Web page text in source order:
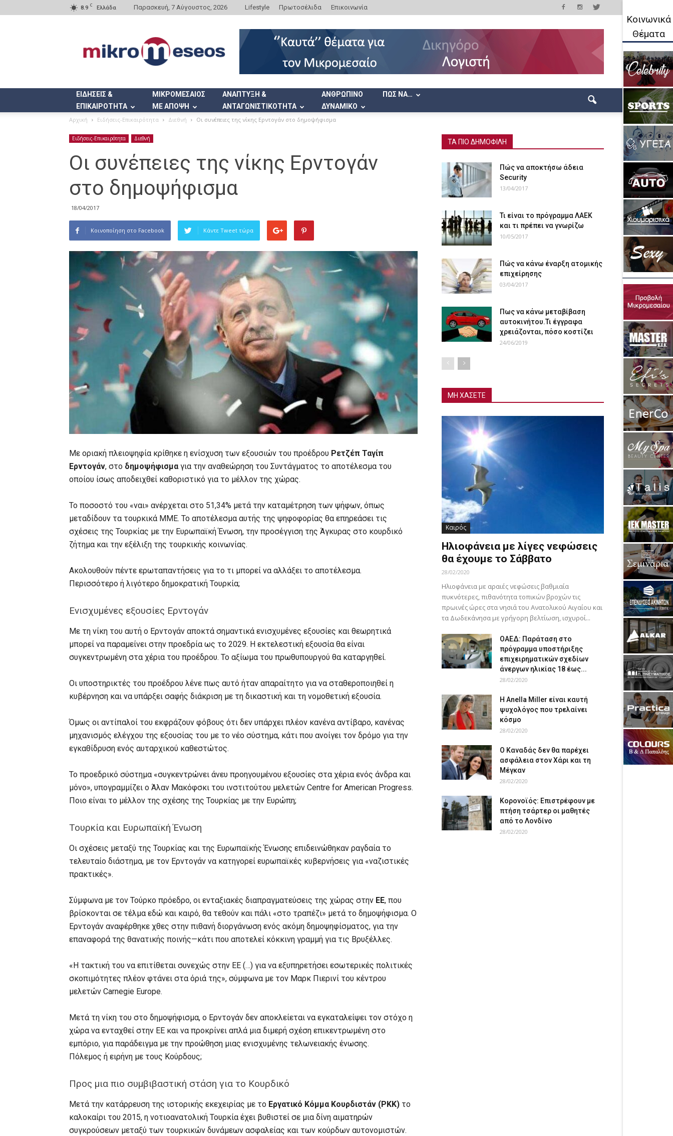
8.9 C Ελλάδα Παρασκευή, 7 Αύγουστος, 2026 Lifestyle Πρωτοσέλιδα Επικοινωνία
ΕΙΔΗΣΕΙΣ &
ΕΠΙΚΑΙΡΟΤΗΤΑ
ΜΙΚΡΟΜΕΣΑΙΟΣ
ΜΕ ΑΠΟΨΗ
ΑΝΑΠΤΥΞΗ &
ΑΝΤΑΓΩΝΙΣΤΙΚΟΤΗΤΑ
ΑΝΘΡΩΠΙΝΟ
ΔΥΝΑΜΙΚΟ
ΠΩΣ ΝΑ…
Αρχική Ειδήσεις-Επικαιρότητα Διεθνή Οι συνέπειες της νίκης Ερντογάν στο δημοψήφισμα
Ειδήσεις-Επικαιρότητα Διεθνή
Οι συνέπειες της νίκης Ερντογάν
στο δημοψήφισμα
18/04/2017
Κοινοποίηση στο Facebook Κάντε Tweet τώρα
Με οριακή πλειοψηφία κρίθηκε η ενίσχυση των εξουσιών του προέδρου Ρετζέπ Ταγίπ
Ερντογάν, στο δημοψήφισμαγια την αναθεώρηση του Συντάγματος το αποτέλεσμα του
οποίου ίσως αποδειχθεί καθοριστικό για το μέλλον της χώρας.
Το ποσοστό του «ναι» ανέρχεται στο 51,34% μετά την καταμέτρηση των ψήφων, όπως
μεταδίδουν τα τουρκικά ΜΜΕ. Το αποτέλεσμα αυτής της ψηφοφορίας θα επηρεάσει τις
σχέσεις της Τουρκίας με την Ευρωπαϊκή Ένωση, την προσέγγιση της Άγκυρας στο κουρδικό
ζήτημα και την εξέλιξη της τουρκικής κοινωνίας.
Ακολουθούν πέντε ερωταπαντήσεις για το τι μπορεί να αλλάξει το αποτέλεσμα.
Περισσότερο ή λιγότερο δημοκρατική Τουρκία;
Ενισχυμένες εξουσίες Ερντογάν
Με τη νίκη του αυτή ο Ερντογάν αποκτά σημαντικά ενισχυμένες εξουσίες και θεωρητικά
μπορεί να παραμείνει στην προεδρία ως το 2029. Η εκτελεστική εξουσία θα είναι
συγκεντρωμένη στα χέρια του προέδρου. Το αξίωμα του πρωθυπουργού θα καταργηθεί.
Οι υποστηρικτές του προέδρου λένε πως αυτό ήταν απαραίτητο για να σταθεροποιηθεί η
κυβέρνηση και να υπάρξει σαφής διάκριση με τη δικαστική και τη νομοθετική εξουσία.
Όμως οι αντίπαλοί του εκφράζουν φόβους ότι δεν υπάρχει πλέον κανένα αντίβαρο, κανένας
μηχανισμός ελέγχου της εξουσίας του με το νέο σύστημα, κάτι που ανοίγει τον δρόμο για την
εγκαθίδρυση ενός αυταρχικού καθεστώτος.
Το προεδρικό σύστημα «συγκεντρώνει άνευ προηγουμένου εξουσίες στα χέρια ενός άνδρα και
μόνο», υπογραμμίζει ο Άλαν Μακόφσκι του ινστιτούτου μελετών Centre for American Progress.
Ποιο είναι το μέλλον της σχέσης της Τουρκίας με την Ευρώπη;
Τουρκία και Ευρωπαϊκή Ένωση
Οι σχέσεις μεταξύ της Τουρκίας και της Ευρωπαϊκής Ένωσης επιδεινώθηκαν ραγδαία το
τελευταίο διάστημα, με τον Ερντογάν να κατηγορεί ευρωπαϊκές κυβερνήσεις για «ναζιστικές
πρακτικές».
Σύμφωνα με τον Τούρκο πρόεδρο, οι ενταξιακές διαπραγματεύσεις της χώρας στην ΕΕ, που
βρίσκονται σε τέλμα εδώ και καιρό, θα τεθούν και πάλι «στο τραπέζι» μετά το δημοψήφισμα. Ο
Ερντογάν αναφέρθηκε χθες στην πιθανή διοργάνωση ενός ακόμη δημοψηφίσματος, για την
επαναφορά της θανατικής ποινής—κάτι που αποτελεί κόκκινη γραμμή για τις Βρυξέλλες.
«Η τακτική του να επιτίθεται συνεχώς στην ΕΕ (…) για να εξυπηρετήσει εσωτερικές πολιτικές
σκοπιμότητες πλέον φτάνει στα όριά της», σύμφωνα με τον Μαρκ Πιερινί του κέντρου
μελετών Carnegie Europe.
Μετά τη νίκη του στο δημοψήφισμα, ο Ερντογάν δεν αποκλείεται να εγκαταλείψει τον στόχο η
χώρα να ενταχθεί στην ΕΕ και να προκρίνει απλά μια διμερή σχέση επικεντρωμένη στο
εμπόριο, για παράδειγμα με την προώθηση μιας ενισχυμένης τελωνειακής ένωσης.
Πόλεμος ή ειρήνη με τους Κούρδους;
Προς μια πιο συμβιβαστική στάση για το Κουρδικό
Μετά την κατάρρευση της ιστορικής εκεχειρίας με το Εργατικό Κόμμα Κουρδιστάν (PKK) το
καλοκαίρι του 2015, η νοτιοανατολική Τουρκία έχει βυθιστεί σε μια δίνη αιματηρών
συγκρούσεων μεταξύ των τουρκικών δυνάμεων ασφαλείας και των κούρδων αυτονομιστών.
ΤΑ ΠΙΟ ΔΗΜΟΦΙΛΗ
Πώς να αποκτήσω άδεια
Security
13/04/2017
Τι είναι το πρόγραμμα ΛΑΕΚ
και τι πρέπει να γνωρίζω
10/05/2017
Πώς να κάνω έναρξη ατομικής
επιχείρησης
03/04/2017
Πως να κάνω μεταβίβαση
αυτοκινήτου.Τι έγγραφα
χρειάζονται, πόσο κοστίζει
24/06/2019
ΜΗ ΧΑΣΕΤΕ
Καιρός
Ηλιοφάνεια με λίγες νεφώσεις
θα έχουμε το Σάββατο
28/02/2020
Ηλιοφάνεια με αραιές νεφώσεις βαθμιαία
πυκνότερες, πιθανότητα τοπικών βροχών τις
πρωινές ώρες στα νησιά του Ανατολικού Αιγαίου και
τα Δωδεκάνησα με γρήγορη βελτίωση, ισχυροί...
ΟΑΕΔ: Παράταση στο
πρόγραμμα υποστήριξης
επιχειρηματικών σχεδίων
άνεργων ηλικίας 18 έως...
28/02/2020
Η Anella Miller είναι καυτή
ψυχολόγος που τρελαίνει
κόσμο
28/02/2020
Ο Καναδάς δεν θα παρέχει
ασφάλεια στον Χάρι και τη
Μέγκαν
28/02/2020
Κορονοϊός: Επιστρέφουν με
πτήση τσάρτερ οι μαθητές
από το Λονδίνο
28/02/2020
Κοινωνικά
Θέματα